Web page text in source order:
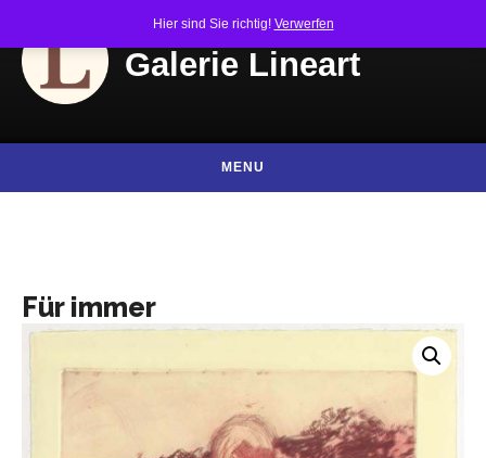
Hier sind Sie richtig! Verwerfen
Galerie Lineart
MENU
Für immer